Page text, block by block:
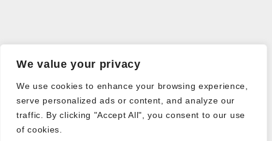
We value your privacy
We use cookies to enhance your browsing experience,
serve personalized ads or content, and analyze our
traffic. By clicking "Accept All", you consent to our use
of cookies.